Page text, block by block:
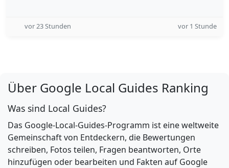
vor 23 Stunden vor 1 Stunde
Über Google Local Guides Ranking
Was sind Local Guides?
Das Google-Local-Guides-Programm ist eine weltweite
Gemeinschaft von Entdeckern, die Bewertungen
schreiben, Fotos teilen, Fragen beantworten, Orte
hinzufügen oder bearbeiten und Fakten auf Google